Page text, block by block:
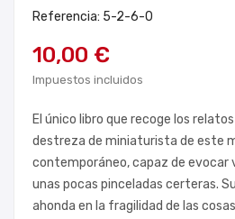
Referencia: 5-2-6-0
10,00 €
Impuestos incluidos
El único libro que recoge los
destreza de miniaturista de este
contemporáneo, capaz de evocar
unas pocas pinceladas certeras.
ahonda en la fragilidad de las